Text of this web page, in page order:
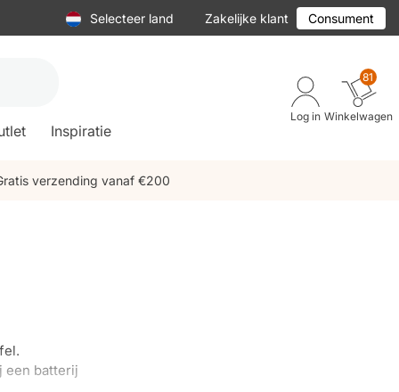
Selecteer land Zakelijke klant Consument
Inspiratie
Log in
81
Winkelwagen
verzending vanaf €200
een batterij